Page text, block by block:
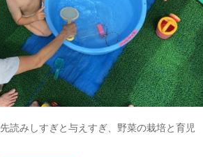
先読みしすぎと与えすぎ、野菜の栽培と育児